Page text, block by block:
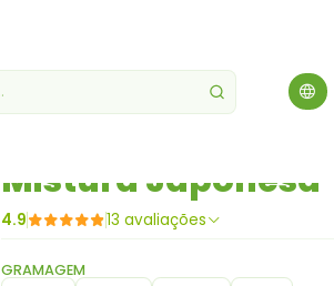
Mistura Japonesa
4.9 13 avaliações
GRAMAGEM